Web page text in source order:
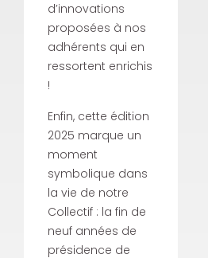
d’innovations
proposées à nos
adhérents qui en
ressortent enrichis
!
Enfin, cette édition
2025 marque un
moment
symbolique dans
la vie de notre
Collectif : la fin de
neuf années de
présidence de